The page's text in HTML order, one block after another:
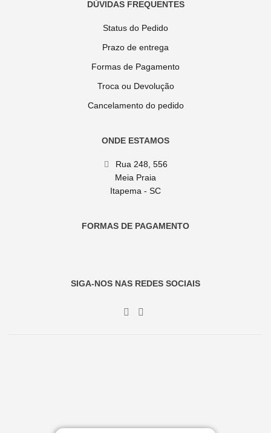
DÚVIDAS FREQUENTES
Status do Pedido
Prazo de entrega
Formas de Pagamento
Troca ou Devolução
Cancelamento do pedido
ONDE ESTAMOS
Rua 248, 556
Meia Praia
Itapema - SC
FORMAS DE PAGAMENTO
SIGA-NOS NAS REDES SOCIAIS